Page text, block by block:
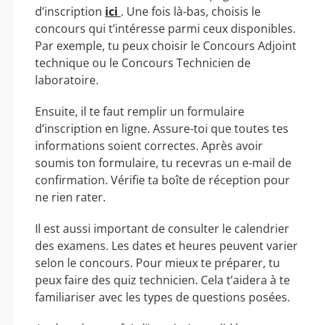
d’inscription ici . Une fois là-bas, choisis le
concours qui t’intéresse parmi ceux disponibles.
Par exemple, tu peux choisir le Concours Adjoint
technique ou le Concours Technicien de
laboratoire.
Ensuite, il te faut remplir un formulaire
d’inscription en ligne. Assure-toi que toutes tes
informations soient correctes. Après avoir
soumis ton formulaire, tu recevras un e-mail de
confirmation. Vérifie ta boîte de réception pour
ne rien rater.
Il est aussi important de consulter le calendrier
des examens. Les dates et heures peuvent varier
selon le concours. Pour mieux te préparer, tu
peux faire des quiz technicien. Cela t’aidera à te
familiariser avec les types de questions posées.